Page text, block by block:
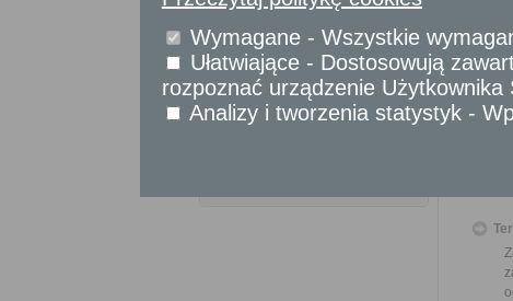
Sprawy komunikacyjne
Sprawy obywatelskie
Udostępnianie informacji publicznej
Urząd Stanu Cywilnego
Usługi
Wymagane - Wszystkie
Ułatwiające - Dostosowują
rozpoznać urządzenie
Analizy i tworzenia statystyk -